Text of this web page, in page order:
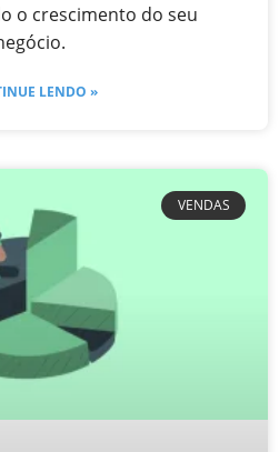
o crescimento do seu
LENDO »
VENDAS